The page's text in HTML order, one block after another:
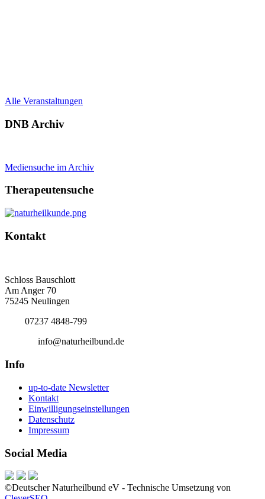
Alle Veranstaltungen
DNB Archiv
Mediensuche im Archiv
Therapeutensuche
Kontakt
Schloss Bauschlott
Am Anger 70
75245 Neulingen
07237 4848-799
info@naturheilbund.de
Info
up-to-date Newsletter
Kontakt
Einwilligungseinstellungen
Datenschutz
Impressum
Social Media
©Deutscher Naturheilbund eV - Technische Umsetzung von